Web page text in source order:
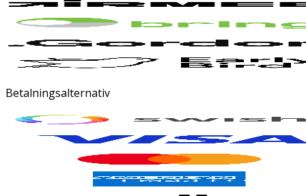
Betalningsalternativ